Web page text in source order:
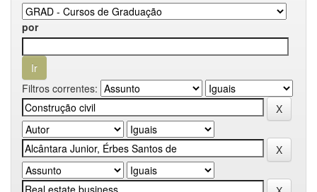
por
Filtros correntes: